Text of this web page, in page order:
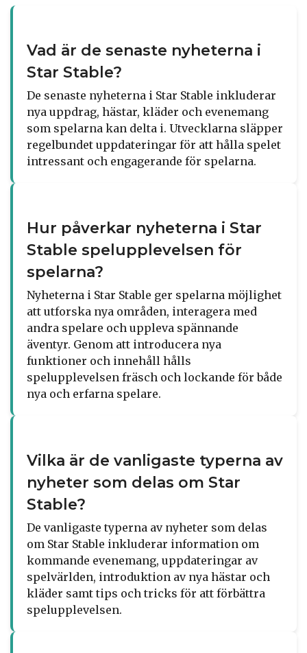
Vad är de senaste nyheterna i
Star Stable?
De senaste nyheterna i Star Stable inkluderar
nya uppdrag, hästar, kläder och evenemang
som spelarna kan delta i. Utvecklarna släpper
regelbundet uppdateringar för att hålla spelet
intressant och engagerande för spelarna.
Hur påverkar nyheterna i Star
Stable spelupplevelsen för
spelarna?
Nyheterna i Star Stable ger spelarna möjlighet
att utforska nya områden, interagera med
andra spelare och uppleva spännande
äventyr. Genom att introducera nya
funktioner och innehåll hålls
spelupplevelsen fräsch och lockande för både
nya och erfarna spelare.
Vilka är de vanligaste typerna av
nyheter som delas om Star
Stable?
De vanligaste typerna av nyheter som delas
om Star Stable inkluderar information om
kommande evenemang, uppdateringar av
spelvärlden, introduktion av nya hästar och
kläder samt tips och tricks för att förbättra
spelupplevelsen.